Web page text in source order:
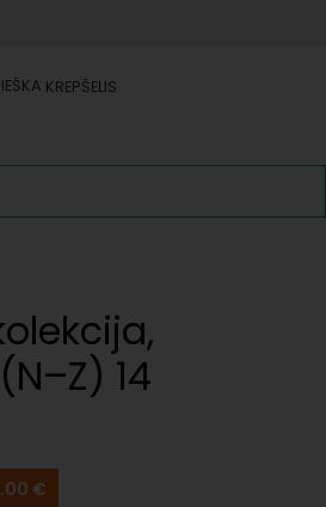
KREPŠELIS
14
€